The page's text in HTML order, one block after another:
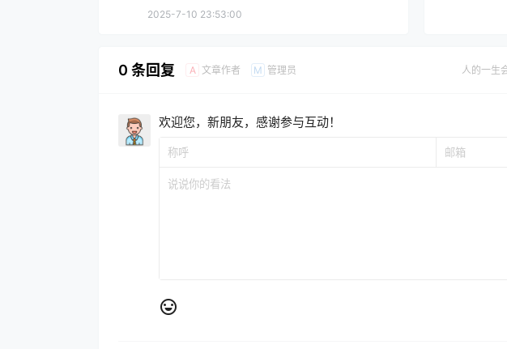
2025-7-10 23:53:00
0 条回复 A 文章作者 M 管理员 人的一生
欢迎您，新朋友，感谢参与互动！